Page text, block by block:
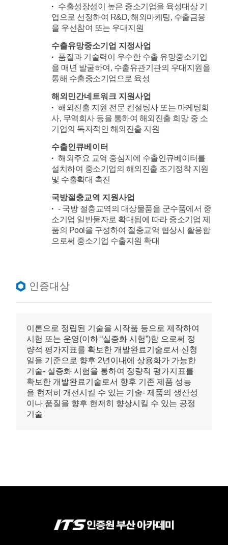
수출성장성이 높은 중소기업을 육성대상 기
업으로 선정하여 R&D, 해외마케팅, 수출금융
을 우선참여 또는 우대지원
수출유망중소기업 지정사업
품질과 기술력이 우수한 수출 유망중소기업
을 매년 발굴하여, 수출유관기관의 우대지원을
통해 수출중소기업으로 육성
해외민간네트워크 지원사업
해외진출 지원 전문 컨설팅사 또는 마케팅회
사, 무역회사 등을 통하여 해외진출 희망 중 소
기업의 독자적인 해외진출 지원
수출인큐베이터
해외주요 교역 중심지에 수출인큐베이터를
설치하여 중소기업의 해외진출 조기정착 지원
및 수출확대 촉진
국방절충교역 지원사업
- 국방 절충교역의 대상물품을 군수품에서 중
소기업 일반물자로 확대됨에 따라 중소기업 제
품의 Pool을 구성하여 절충교역 협상시 활용함
으로써 중소기업 수출지원 확대
인증대상
이론으로 정립된 기술을 시작품 등으로 제작하여
시험 또는 운영(이하 “실증화 시험”)함 으로써 정
량적 평가지표를 확보한 개발완료기술로서 신청
일을 기준으로 향후 2년이내에 상용화가 가능한
기술- 실증화 시험을 통하여 정량적 평가지표를
확보한 개발완료기술로서 향후 기존 제품 성능
을 현저히 개선시킬 수 있는 기술- 제품의 생산성
이나 품질을 향후 현저히 향상시킬 수 있는 공정
기술